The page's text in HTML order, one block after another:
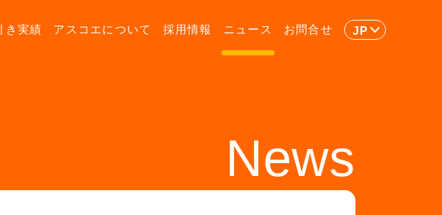
き実績 アスコエについて 採用情報 ニュース お問合せ JP
News